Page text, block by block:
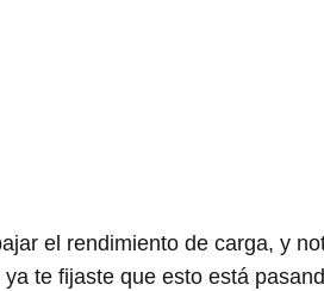
el rendimiento de carga, y
te fijaste que esto está